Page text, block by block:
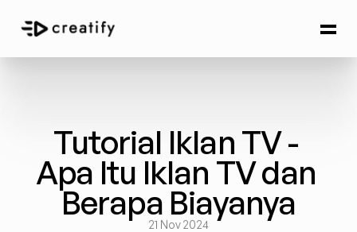
Tutorial Iklan TV -
Apa Itu Iklan TV dan
Berapa Biayanya
21 Nov 2024